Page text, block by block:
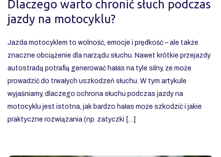
Dlaczego warto chronić słuch podczas
jazdy na motocyklu?
Jazda motocyklem to wolność, emocje i prędkość – ale także
znaczne obciążenie dla narządu słuchu. Nawet krótkie przejazdy
autostradą potrafią generować hałas na tyle silny, że może
prowadzić do trwałych uszkodzeń słuchu. W tym artykule
wyjaśniamy, dlaczego ochrona słuchu podczas jazdy na
motocyklu jest istotna, jak bardzo hałas może szkodzić i jakie
praktyczne rozwiązania (np. zatyczki […]